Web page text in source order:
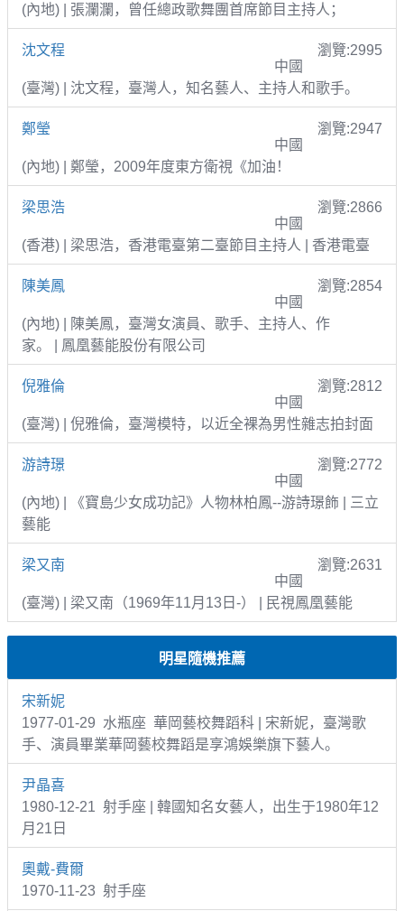
(內地) | 張瀾瀾，曾任總政歌舞團首席節目主持人；
沈文程
瀏覽:2995
中國
(臺灣) | 沈文程，臺灣人，知名藝人、主持人和歌手。
鄭瑩
瀏覽:2947
中國
(內地) | 鄭瑩，2009年度東方衛視《加油！
梁思浩
瀏覽:2866
中國
(香港) | 梁思浩，香港電臺第二臺節目主持人 | 香港電臺
陳美鳳
瀏覽:2854
中國
(內地) | 陳美鳳，臺灣女演員、歌手、主持人、作
家。 | 鳳凰藝能股份有限公司
倪雅倫
瀏覽:2812
中國
(臺灣) | 倪雅倫，臺灣模特，以近全裸為男性雜志拍封面
游詩璟
瀏覽:2772
中國
(內地) | 《寶島少女成功記》人物林柏鳳--游詩璟飾 | 三立
藝能
梁又南
瀏覽:2631
中國
(臺灣) | 梁又南（1969年11月13日-） | 民視鳳凰藝能
明星隨機推薦
宋新妮
1977-01-29 水瓶座 華岡藝校舞蹈科 | 宋新妮，臺灣歌
手、演員畢業華岡藝校舞蹈是享鴻娛樂旗下藝人。
尹晶喜
1980-12-21 射手座 | 韓國知名女藝人，出生于1980年12
月21日
奧戴-費爾
1970-11-23 射手座